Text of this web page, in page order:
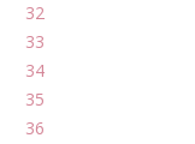
32
33
34
35
36